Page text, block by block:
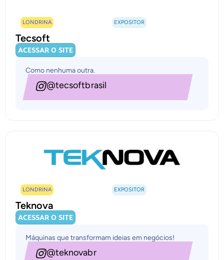
LONDRINA EXPOSITOR
Tecsoft
ACESSAR O SITE
Como nenhuma outra.
@tecsoftbrasil
LONDRINA EXPOSITOR
Teknova
ACESSAR O SITE
Máquinas que transformam ideias em negócios!
@teknovabr